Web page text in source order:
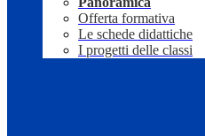
Offerta formativa
Le schede didattiche
I progetti delle classi